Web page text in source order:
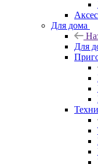
Для дома
Для